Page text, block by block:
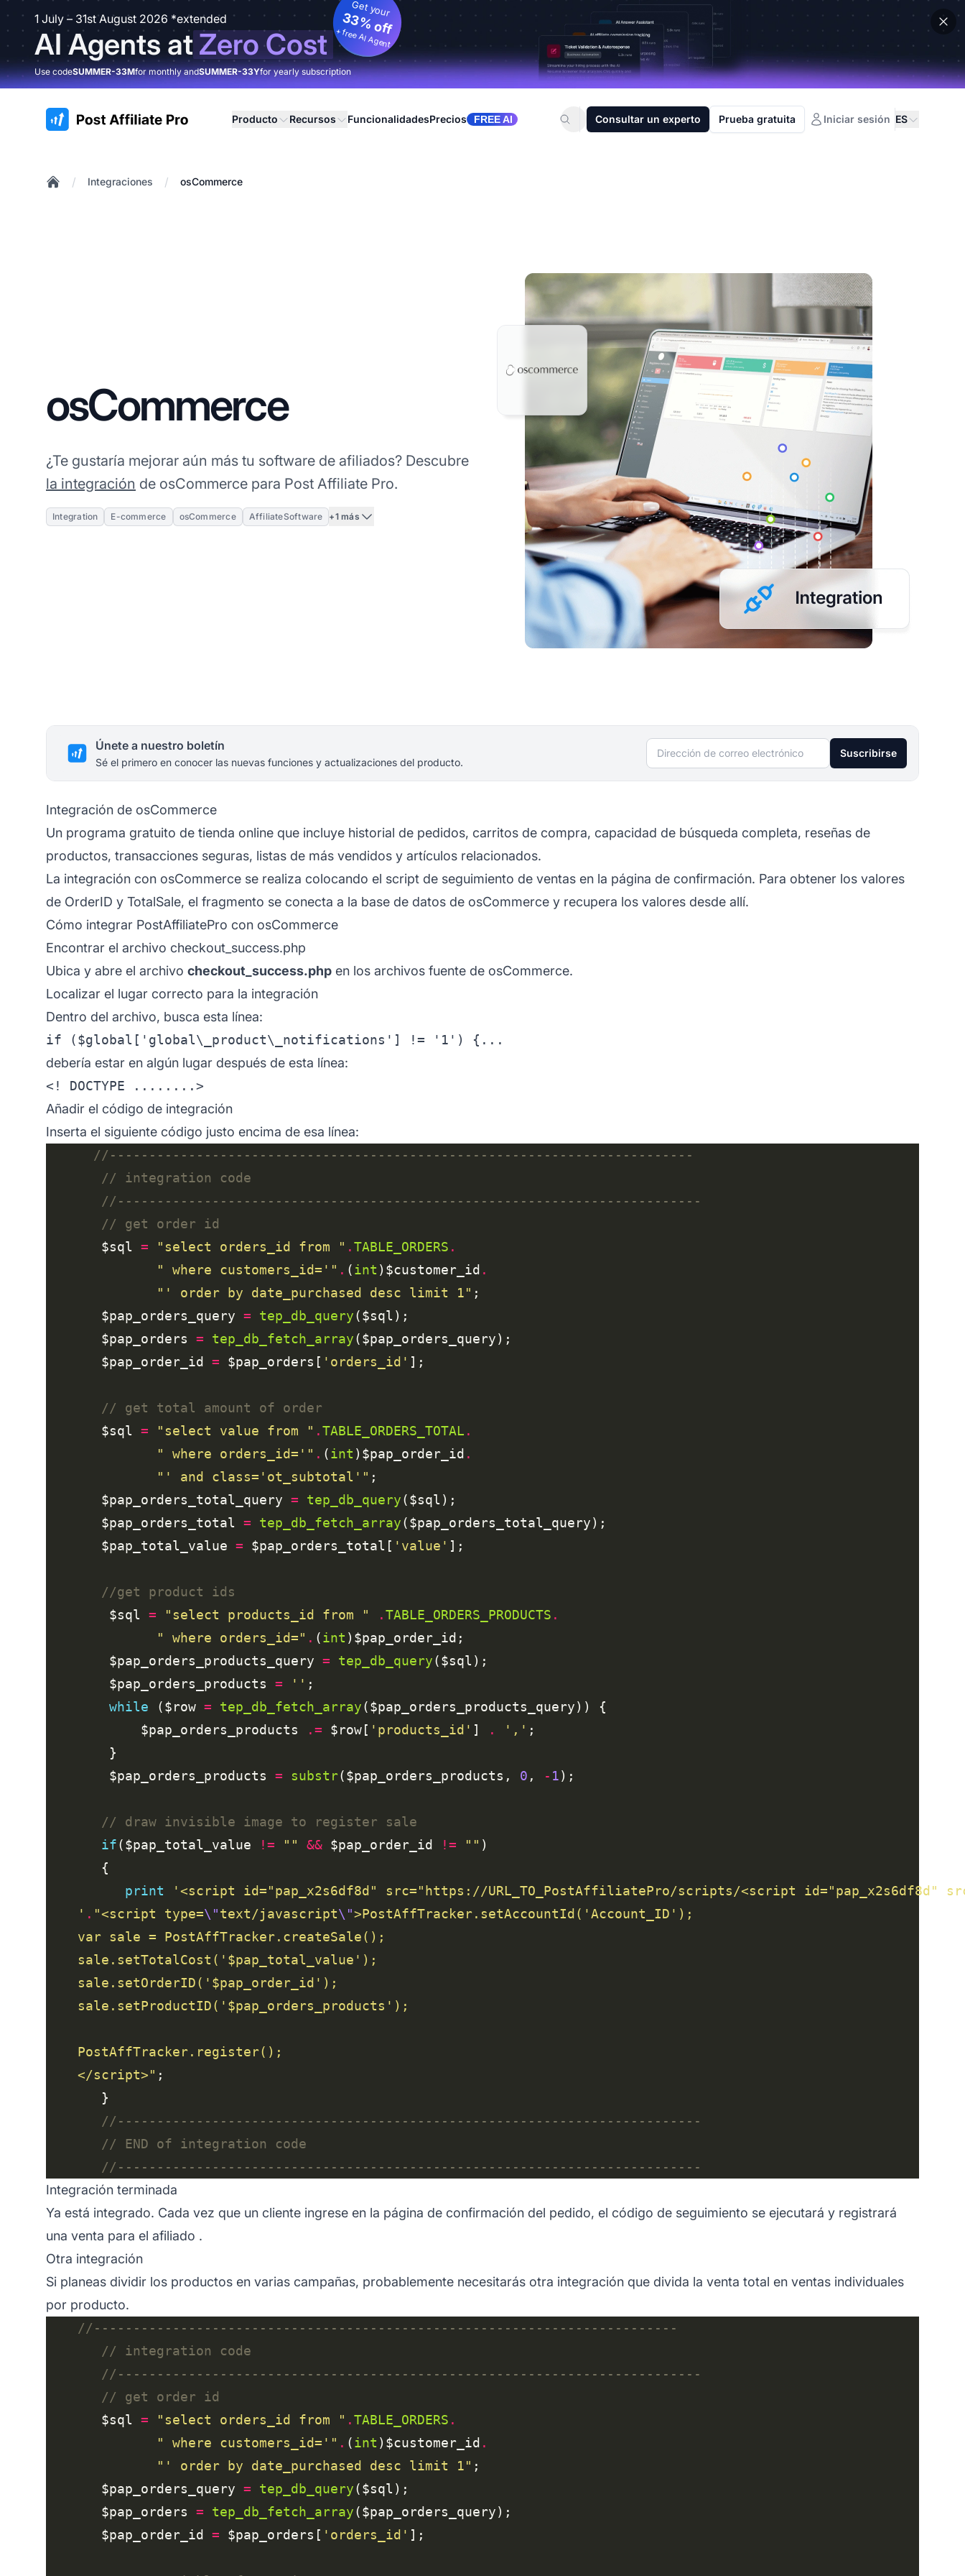
1 July – 31st August 2026 *extended
AI Agents atZero Cost
Get your
33% off
+ free AI Agent
Use codeSUMMER-33Mfor monthly andSUMMER-33Yfor yearly subscription
:site.title Producto Recursos FuncionalidadesPrecios FREE AI Consultar un experto Prueba gratuita Iniciar sesión ES
/ Integraciones / osCommerce
osCommerce
¿Te gustaría mejorar aún más tu software de afiliados? Descubre
la integración de osCommerce para Post Affiliate Pro.
Integration E-commerce osCommerce AffiliateSoftware +1 más
Únete a nuestro boletín
Sé el primero en conocer las nuevas funciones y actualizaciones del producto.
Dirección de correo electrónico Suscribirse
Integración de osCommerce
Un programa gratuito de tienda online que incluye historial de pedidos, carritos de compra, capacidad de búsqueda completa, reseñas de
productos, transacciones seguras, listas de más vendidos y artículos relacionados.
La integración con osCommerce se realiza colocando el script de seguimiento de ventas en la página de confirmación. Para obtener los valores
de OrderID y TotalSale, el fragmento se conecta a la base de datos de osCommerce y recupera los valores desde allí.
Cómo integrar PostAffiliatePro con osCommerce
Encontrar el archivo checkout_success.php
Ubica y abre el archivo checkout_success.php en los archivos fuente de osCommerce.
Localizar el lugar correcto para la integración
Dentro del archivo, busca esta línea:
debería estar en algún lugar después de esta línea:
Añadir el código de integración
Inserta el siguiente código justo encima de esa línea:
       $sql
= "select orders_id from " .TABLE_ORDERS .
" where customers_id='" . (int )$customer_id .
"' order by date_purchased desc limit 1"
       $pap_orders_query
= tep_db_query
       $pap_orders
= tep_db_fetch_array
       $pap_order_id
= $pap_orders[ 'orders_id'
       $sql
= "select value from " .TABLE_ORDERS_TOTAL .
" where orders_id='" . (int )$pap_order_id .
"' and class='ot_subtotal'"
       $pap_orders_total_query
= tep_db_query
       $pap_orders_total
= tep_db_fetch_array
       $pap_total_value
= $pap_orders_total[ 'value'
        $sql
= "select products_id from " .TABLE_ORDERS_PRODUCTS .
" where orders_id=" . (int
        $pap_orders_products_query
= tep_db_query
        $pap_orders_products
= ''
while ($row = tep_db_fetch_array
            $pap_orders_products
.= $row[ 'products_id' ] . ','
        $pap_orders_products
= substr($pap_orders_products, 0 , - 1
if($pap_total_value != "" && $pap_order_id != ""
print
    '
. "<script type=\"text/javascript\"
    sale.setTotalCost('
$pap_total_value
    sale.setOrderID('
$pap_order_id
    sale.setProductID('
$pap_orders_products
    </script>"
Integración terminada
Ya está integrado. Cada vez que un cliente ingrese en la página de confirmación del pedido, el código de seguimiento se ejecutará y registrará
una venta para el afiliado .
Otra integración
Si planeas dividir los productos en varias campañas, probablemente necesitarás otra integración que divida la venta total en ventas individuales
por producto.
       $sql
= "select orders_id from " .TABLE_ORDERS .
" where customers_id='" . (int )$customer_id .
"' order by date_purchased desc limit 1"
       $pap_orders_query
= tep_db_query
       $pap_orders
= tep_db_fetch_array
       $pap_order_id
= $pap_orders[ 'orders_id'